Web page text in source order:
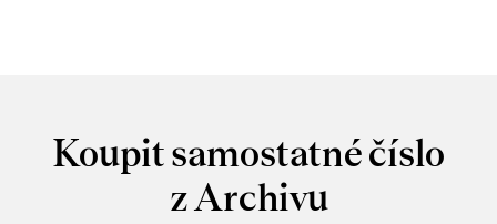
Koupit samostatné číslo
z Archivu